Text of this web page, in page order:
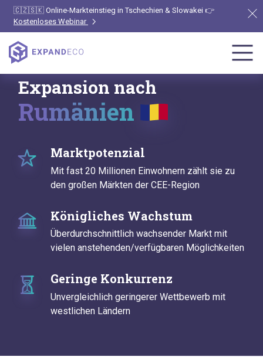
🇨🇿🇸🇰 Online-Markteinstieg in Tschechien & Slowakei 👉
Kostenloses Webinar
Expansion nach
Rumänien
Marktpotenzial
Mit fast 20 Millionen Einwohnern zählt sie zu
den großen Märkten der CEE-Region
Königliches Wachstum
Überdurchschnittlich wachsender Markt mit
vielen anstehenden/verfügbaren Möglichkeiten
Geringe Konkurrenz
Unvergleichlich geringerer Wettbewerb mit
westlichen Ländern